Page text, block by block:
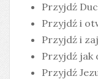
Przyjdź
Przyjdź i
Przyjdź i
Przyjdź jak
Przyjdź